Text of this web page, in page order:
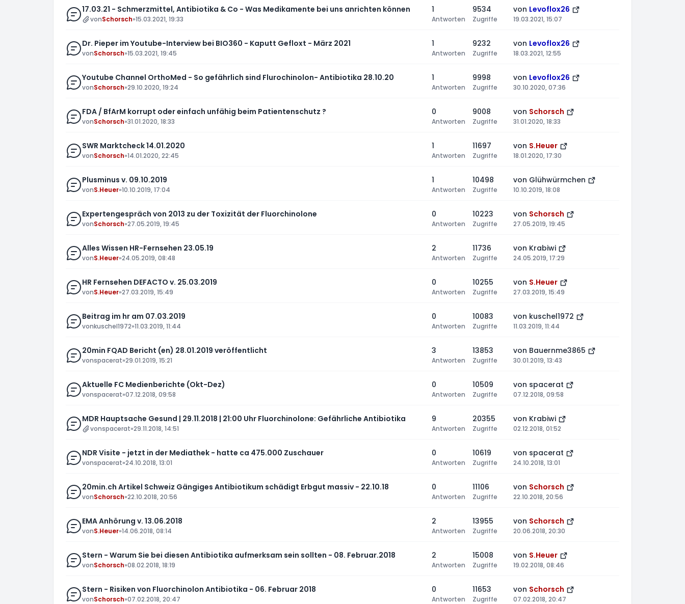
17.03.21 - Schmerzmittel, Antibiotika & Co - Was Medikamente bei uns anrichten können
vonSchorsch»15.03.2021, 19:33
1
Antworten
9534
Zugriffe
von Levoflox26
19.03.2021, 15:07
Dr. Pieper im Youtube-Interview bei BIO360 - Kaputt Gefloxt - März 2021
vonSchorsch»15.03.2021, 19:45
1
Antworten
9232
Zugriffe
von Levoflox26
18.03.2021, 12:55
Youtube Channel OrthoMed - So gefährlich sind Flurochinolon- Antibiotika 28.10.20
vonSchorsch»29.10.2020, 19:24
1
Antworten
9998
Zugriffe
von Levoflox26
30.10.2020, 07:36
FDA / BfArM korrupt oder einfach unfähig beim Patientenschutz ?
vonSchorsch»31.01.2020, 18:33
0
Antworten
9008
Zugriffe
von Schorsch
31.01.2020, 18:33
SWR Marktcheck 14.01.2020
vonSchorsch»14.01.2020, 22:45
1
Antworten
11697
Zugriffe
von S.Heuer
18.01.2020, 17:30
Plusminus v. 09.10.2019
vonS.Heuer»10.10.2019, 17:04
1
Antworten
10498
Zugriffe
von Glühwürmchen
10.10.2019, 18:08
Expertengespräch von 2013 zu der Toxizität der Fluorchinolone
vonSchorsch»27.05.2019, 19:45
0
Antworten
10223
Zugriffe
von Schorsch
27.05.2019, 19:45
Alles Wissen HR-Fernsehen 23.05.19
vonS.Heuer»24.05.2019, 08:48
2
Antworten
11736
Zugriffe
von Krabiwi
24.05.2019, 17:29
HR Fernsehen DEFACTO v. 25.03.2019
vonS.Heuer»27.03.2019, 15:49
0
Antworten
10255
Zugriffe
von S.Heuer
27.03.2019, 15:49
Beitrag im hr am 07.03.2019
vonkuschel1972»11.03.2019, 11:44
0
Antworten
10083
Zugriffe
von kuschel1972
11.03.2019, 11:44
20min FQAD Bericht (en) 28.01.2019 veröffentlicht
vonspacerat»29.01.2019, 15:21
3
Antworten
13853
Zugriffe
von Bauernme3865
30.01.2019, 13:43
Aktuelle FC Medienberichte (Okt-Dez)
vonspacerat»07.12.2018, 09:58
0
Antworten
10509
Zugriffe
von spacerat
07.12.2018, 09:58
MDR Hauptsache Gesund | 29.11.2018 | 21:00 Uhr Fluorchinolone: Gefährliche Antibiotika
vonspacerat»29.11.2018, 14:51
9
Antworten
20355
Zugriffe
von Krabiwi
02.12.2018, 01:52
NDR Visite - jetzt in der Mediathek - hatte ca 475.000 Zuschauer
vonspacerat»24.10.2018, 13:01
0
Antworten
10619
Zugriffe
von spacerat
24.10.2018, 13:01
20min.ch Artikel Schweiz Gängiges Antibiotikum schädigt Erbgut massiv - 22.10.18
vonSchorsch»22.10.2018, 20:56
0
Antworten
11106
Zugriffe
von Schorsch
22.10.2018, 20:56
EMA Anhörung v. 13.06.2018
vonS.Heuer»14.06.2018, 08:14
2
Antworten
13955
Zugriffe
von Schorsch
20.06.2018, 20:30
Stern - Warum Sie bei diesen Antibiotika aufmerksam sein sollten - 08. Februar.2018
vonSchorsch»08.02.2018, 18:19
2
Antworten
15008
Zugriffe
von S.Heuer
19.02.2018, 08:46
Stern - Risiken von Fluorchinolon Antibiotika - 06. Februar 2018
vonSchorsch»07.02.2018, 20:47
0
Antworten
11653
Zugriffe
von Schorsch
07.02.2018, 20:47